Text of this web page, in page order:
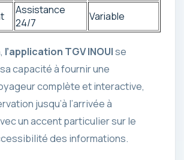
Assistance
24/7
Variable
l’application TGV INOUIse
capacité à fournir une
complète et interactive,
jusqu’à l’arrivée à
un accent particulier sur le
des informations.